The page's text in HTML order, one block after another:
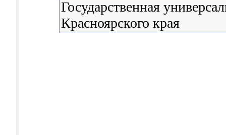
Государственная
Красноярского края